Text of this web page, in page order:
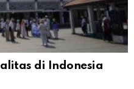
di Indonesia